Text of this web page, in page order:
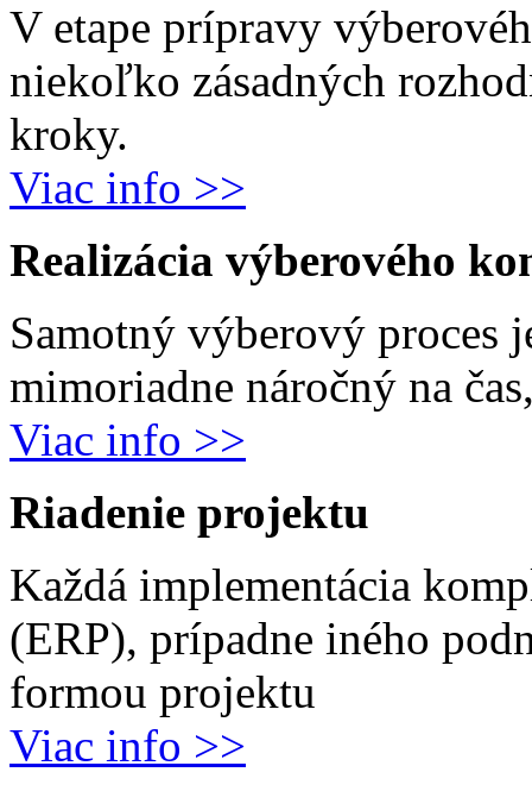
V etape prípravy
niekoľko zásadných
kroky.
Viac info >>
Realizácia výberového
Samotný výberový proces
mimoriadne náročný na
Viac info >>
Riadenie projektu
Každá implementácia
(ERP), prípadne iného
formou projektu
Viac info >>